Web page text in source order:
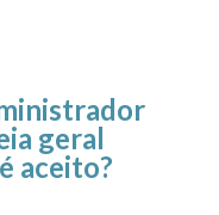
geral
aceito?